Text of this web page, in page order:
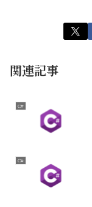
関連記事
C#
C#